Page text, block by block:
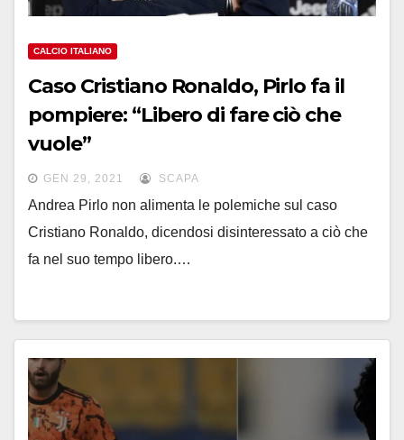
CALCIO ITALIANO
Caso Cristiano Ronaldo, Pirlo fa il
pompiere: “Libero di fare ciò che
vuole”
GEN 29, 2021 SCAPA
Andrea Pirlo non alimenta le polemiche sul caso
Cristiano Ronaldo, dicendosi disinteressato a ciò che
fa nel suo tempo libero.…